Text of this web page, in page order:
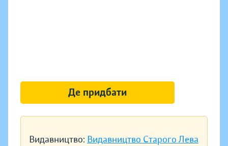
Видавництво: Видавництво Старого Лева
Де придбати